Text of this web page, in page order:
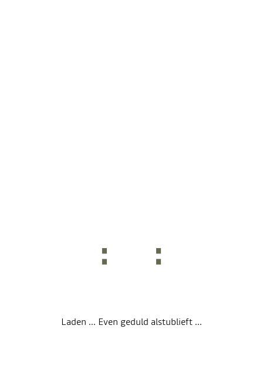
Laden ... Even geduld alstublieft ...